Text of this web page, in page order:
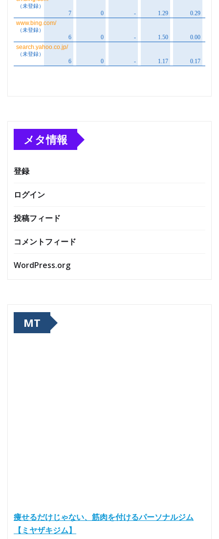
メタ情報
登録
ログイン
投稿フィード
コメントフィード
WordPress.org
MT
痩せるだけじゃない、筋肉を付けるパーソナルジム
【ミヤザキジム】